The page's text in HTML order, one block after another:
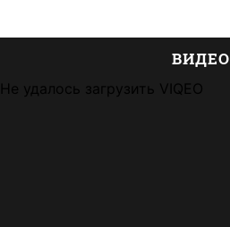
ВИДЕО
Не удалось загрузить VIQEO